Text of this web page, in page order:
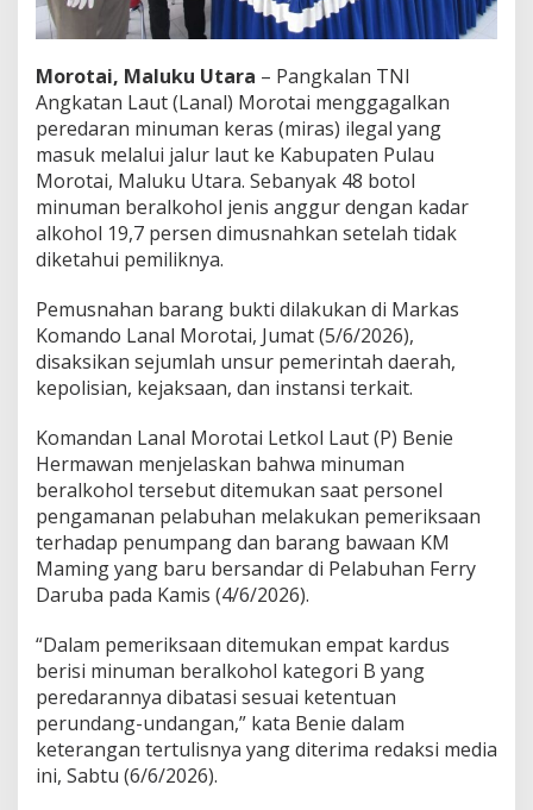
B
o
l
n
g
g
u
r
B
a
l
k
o
h
l
D
i
m
u
s
n
a
k
a
n
Morotai, Maluku Utara – Pangkalan TNI
Angkatan Laut (Lanal) Morotai menggagalkan
peredaran minuman keras (miras) ilegal yang
masuk melalui jalur laut ke Kabupaten Pulau
Morotai, Maluku Utara. Sebanyak 48 botol
minuman beralkohol jenis anggur dengan kadar
alkohol 19,7 persen dimusnahkan setelah tidak
diketahui pemiliknya.
Pemusnahan barang bukti dilakukan di Markas
Komando Lanal Morotai, Jumat (5/6/2026),
disaksikan sejumlah unsur pemerintah daerah,
kepolisian, kejaksaan, dan instansi terkait.
Komandan Lanal Morotai Letkol Laut (P) Benie
Hermawan menjelaskan bahwa minuman
beralkohol tersebut ditemukan saat personel
pengamanan pelabuhan melakukan pemeriksaan
terhadap penumpang dan barang bawaan KM
Maming yang baru bersandar di Pelabuhan Ferry
Daruba pada Kamis (4/6/2026).
“Dalam pemeriksaan ditemukan empat kardus
berisi minuman beralkohol kategori B yang
peredarannya dibatasi sesuai ketentuan
perundang-undangan,” kata Benie dalam
keterangan tertulisnya yang diterima redaksi media
ini, Sabtu (6/6/2026).